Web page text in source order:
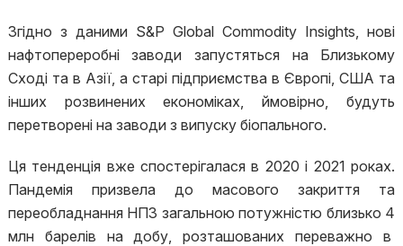
Згідно з даними S&P Global Commodity Insights, нові
нафтопереробні заводи запустяться на Близькому
Сході та в Азії, а старі підприємства в Європі, США та
інших розвинених економіках, ймовірно, будуть
перетворені на заводи з випуску біопального.
Ця тенденція вже спостерігалася в 2020 і 2021 роках.
Пандемія призвела до масового закриття та
переобладнання НПЗ загальною потужністю близько 4
млн барелів на добу, розташованих переважно в